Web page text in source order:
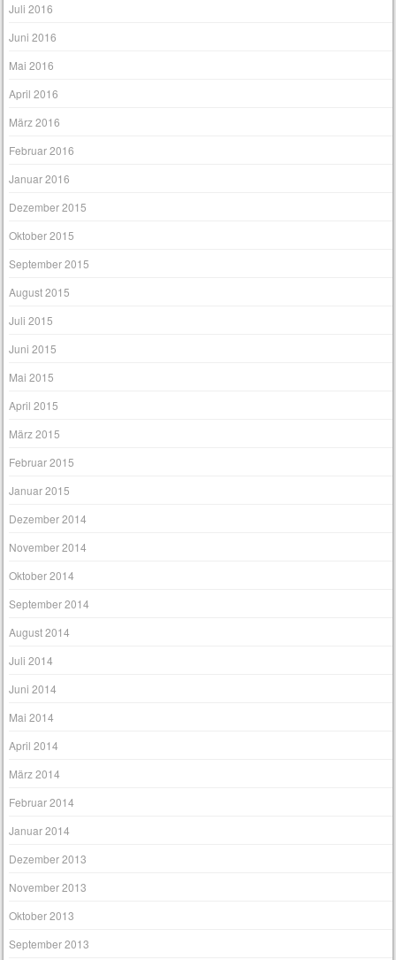
Juli 2016
Juni 2016
Mai 2016
April 2016
März 2016
Februar 2016
Januar 2016
Dezember 2015
Oktober 2015
September 2015
August 2015
Juli 2015
Juni 2015
Mai 2015
April 2015
März 2015
Februar 2015
Januar 2015
Dezember 2014
November 2014
Oktober 2014
September 2014
August 2014
Juli 2014
Juni 2014
Mai 2014
April 2014
März 2014
Februar 2014
Januar 2014
Dezember 2013
November 2013
Oktober 2013
September 2013